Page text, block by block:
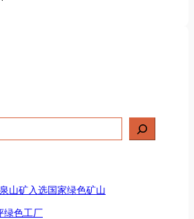
山矿入选国家绿色矿山
绿色工厂